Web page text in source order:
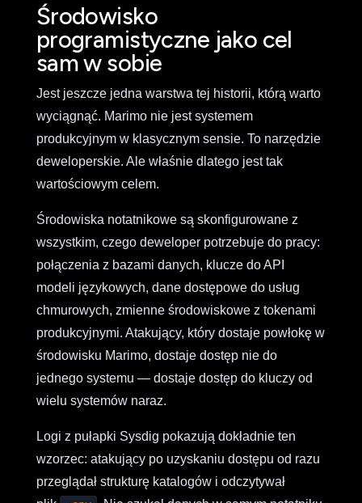
Środowisko
programistyczne jako cel
sam w sobie
Jest jeszcze jedna warstwa tej historii, którą warto
wyciągnąć. Marimo nie jest systemem
produkcyjnym w klasycznym sensie. To narzędzie
deweloperskie. Ale właśnie dlatego jest tak
wartościowym celem.
Środowiska notatnikowe są skonfigurowane z
wszystkim, czego deweloper potrzebuje do pracy:
połączenia z bazami danych, klucze do API
modeli językowych, dane dostępowe do usług
chmurowych, zmienne środowiskowe z tokenami
produkcyjnymi. Atakujący, który dostaje powłokę w
środowisku Marimo, dostaje dostęp nie do
jednego systemu — dostaje dostęp do kluczy od
wielu systemów naraz.
Logi z pułapki Sysdig pokazują dokładnie ten
wzorzec: atakujący po uzyskaniu dostępu od razu
przeglądał strukturę katalogów i odczytywał